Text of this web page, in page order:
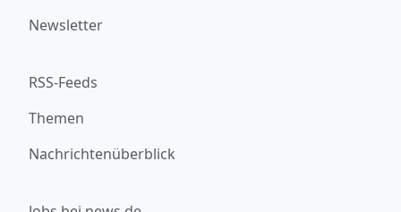
Newsletter
RSS-Feeds
Themen
Nachrichtenüberblick